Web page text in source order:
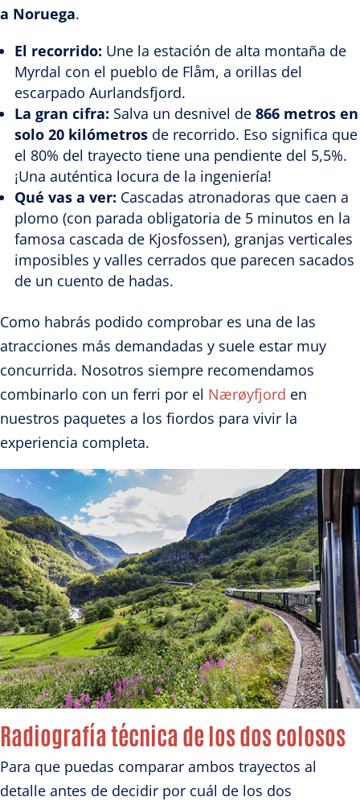
a Noruega.
El recorrido: Une la estación de alta montaña de
Myrdal con el pueblo de Flåm, a orillas del
escarpado Aurlandsfjord.
La gran cifra: Salva un desnivel de 866 metros en
solo 20 kilómetros de recorrido. Eso significa que
el 80% del trayecto tiene una pendiente del 5,5%.
¡Una auténtica locura de la ingeniería!
Qué vas a ver: Cascadas atronadoras que caen a
plomo (con parada obligatoria de 5 minutos en la
famosa cascada de Kjosfossen), granjas verticales
imposibles y valles cerrados que parecen sacados
de un cuento de hadas.
Como habrás podido comprobar es una de las
atracciones más demandadas y suele estar muy
concurrida. Nosotros siempre recomendamos
combinarlo con un ferri por el Nærøyfjord en
nuestros paquetes a los fiordos para vivir la
experiencia completa.
Radiografía técnica de los dos colosos
Para que puedas comparar ambos trayectos al
detalle antes de decidir por cuál de los dos